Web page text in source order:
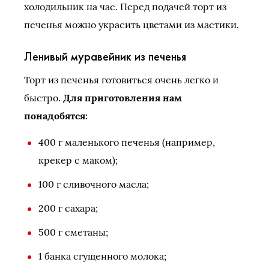
холодильник на час. Перед подачей торт из
печенья можно украсить цветами из мастики.
Ленивый муравейник из печенья
Торт из печенья готовиться очень легко и
быстро. Для приготовления нам
понадобятся:
400 г маленького печенья (например,
крекер с маком);
100 г сливочного масла;
200 г сахара;
500 г сметаны;
1 банка сгущенного молока;